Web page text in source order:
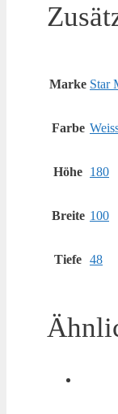
Marke Star
Farbe
Höhe 180
Breite 100
Tiefe 48